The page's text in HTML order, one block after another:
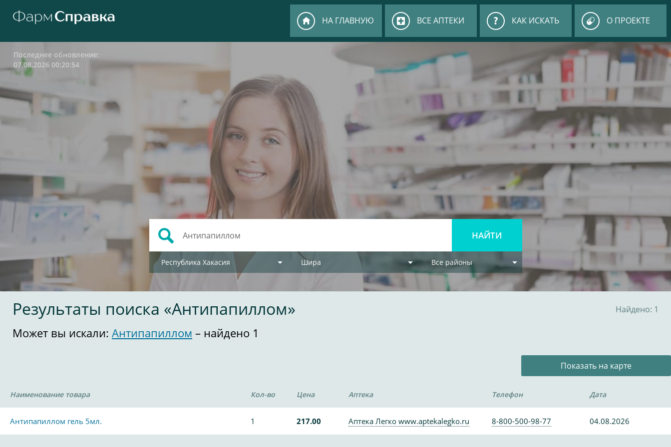
НА ГЛАВНУЮ ВСЕ АПТЕКИ КАК ИСКАТЬ О ПРОЕКТЕ
Последнее обновление:
07.08.2026 00:20:54
Республика Хакасия Шира Все районы
Результаты поиска «Антипапиллом» Найдено: 1
Может вы искали: Антипапиллом – найдено 1
Показать на карте
Наименование товара Кол-во Цена Аптека Телефон Дата
Антипапиллом гель 5мл. 1 217.00 Аптека Легко www.aptekalegko.ru 8-800-500-98-77 04.08.2026